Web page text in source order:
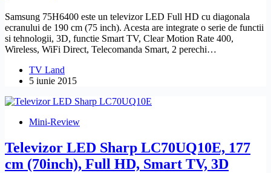
Samsung 75H6400 este un televizor LED Full HD cu diagonala
ecranului de 190 cm (75 inch). Acesta are integrate o serie de functii
si tehnologii, 3D, functie Smart TV, Clear Motion Rate 400,
Wireless, WiFi Direct, Telecomanda Smart, 2 perechi…
TV Land
5 iunie 2015
Mini-Review
Televizor LED Sharp LC70UQ10E, 177
cm (70inch), Full HD, Smart TV, 3D